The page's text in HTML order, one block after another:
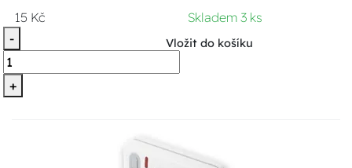
15 Kč
Skladem 3 ks
-
+
Vložit do košíku